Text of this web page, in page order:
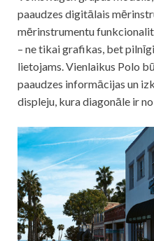
paaudzes digitālais
mērinstrumentu
– ne tikai grafikas, bet
lietojams. Vienlaikus Polo
paaudzes informācijas un
displeju, kura diagonāle ir